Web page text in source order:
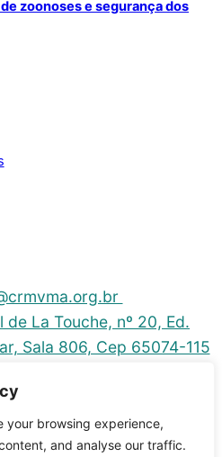
your browsing experience,
and analyse our traffic.
zoonoses e segurança dos
de La Touche, nº 20, Ed.
Sala 806, Cep 65074-115
8h às 14h (Segunda a